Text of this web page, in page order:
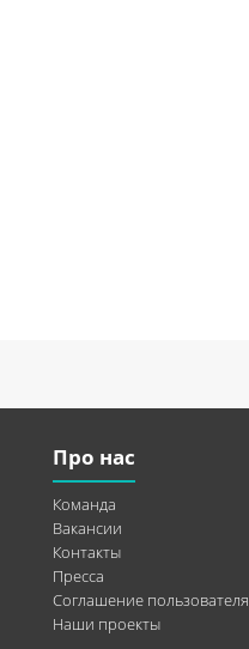
Про нас
Команда
Вакансии
Контакты
Пресса
Соглашение пользователя
Наши проекты